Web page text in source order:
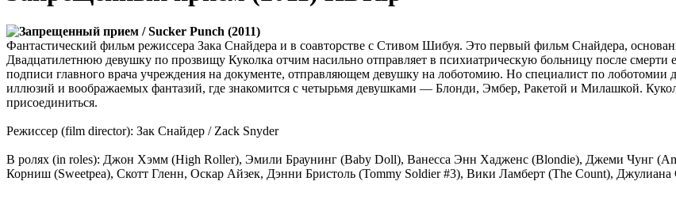
Фантастический фильм режиссера Зака Снайдера и в соавторстве с Стивом Шибуя. Это первый фильм Снайдера,
Двадцатилетнюю девушку по прозвищу Куколка отчим насильно отправляет в психиатрическую больницу после
подписи главного врача учреждения на документе, отправляющем девушку на лоботомию. Но специалист по лоботомии
иллюзий и воображаемых фантазий, где знакомится с четырьмя девушками — Блонди, Эмбер, Ракетой и Милашкой.
присоединиться.
Режиссер (film director): Зак Снайдер / Zack Snyder
В ролях (in roles): Джон Хэмм (High Roller), Эмили Браунинг (Baby Doll), Ванесса Энн Хадженс (Blondie), Джеми Чунг
Корниш (Sweetpea), Скотт Гленн, Оскар Айзек, Дэнни Бристоль (Tommy Soldier #3), Вики Ламберт (The Count), Джулиана